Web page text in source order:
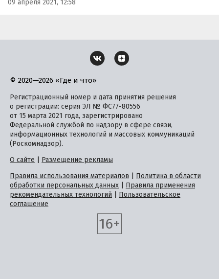
09 апреля 2021, 12:58
© 2020—2026 «Где и что»
Регистрационный номер и дата принятия решения
о регистрации: серия ЭЛ № ФС77-80556
от 15 марта 2021 года, зарегистрировано
Федеральной службой по надзору в сфере связи,
информационных технологий и массовых коммуникаций
(Роскомнадзор).
О сайте
Размещение рекламы
Правила использования материалов
Политика в области
обработки персональных данных
Правила применения
рекомендательных технологий
Пользовательское
соглашение
16+